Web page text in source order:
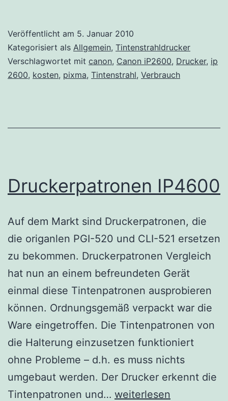
Veröffentlicht am 5. Januar 2010
Kategorisiert als Allgemein, Tintenstrahldrucker
Verschlagwortet mit canon, Canon iP2600, Drucker, ip
2600, kosten, pixma, Tintenstrahl, Verbrauch
Druckerpatronen IP4600
Auf dem Markt sind Druckerpatronen, die
die origanlen PGI-520 und CLI-521 ersetzen
zu bekommen. Druckerpatronen Vergleich
hat nun an einem befreundeten Gerät
einmal diese Tintenpatronen ausprobieren
können. Ordnungsgemäß verpackt war die
Ware eingetroffen. Die Tintenpatronen von
die Halterung einzusetzen funktioniert
ohne Probleme – d.h. es muss nichts
umgebaut werden. Der Drucker erkennt die
Tintenpatronen und… Druckerpatronen
weiterlesen